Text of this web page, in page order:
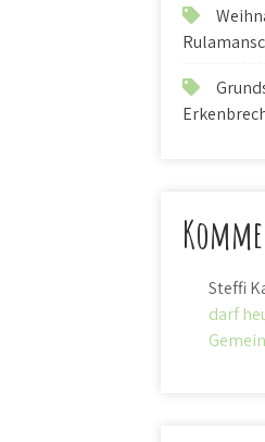
Steffi
darf